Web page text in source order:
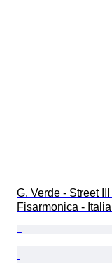
G. Verde - Street III
Fisarmonica -